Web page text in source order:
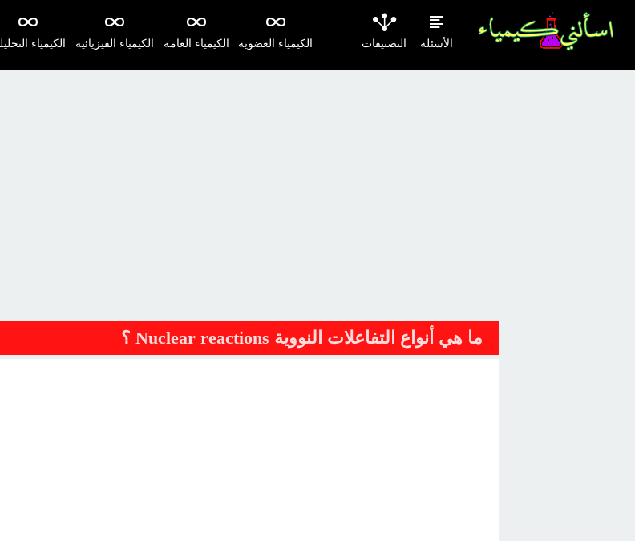
الأسئلة التصنيفات الكيمياء الكيمياء الفيزيائية الكيمياء العامة الكيمياء العضوية
ما هي أنواع التفاعلات النووية Nuclear reactions ؟